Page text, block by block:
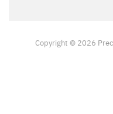
Copyright © 2026